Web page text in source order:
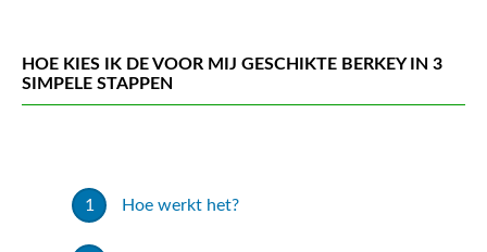
HOE KIES IK DE VOOR MIJ GESCHIKTE BERKEY IN 3
SIMPELE STAPPEN
Hoe werkt het?